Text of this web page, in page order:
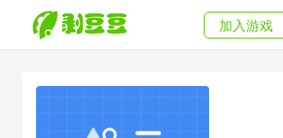
加入游戏